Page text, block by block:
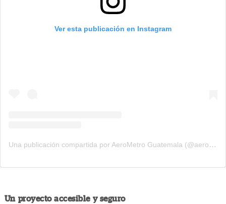
Ver esta publicación en Instagram
Una publicación compartida por AeroMetro Guatemala (@aerometrogt)
Un proyecto accesible y seguro